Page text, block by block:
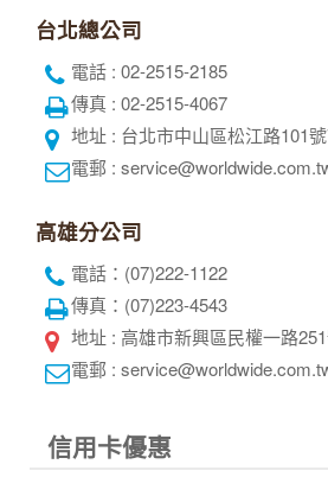
台北總公司
電話 : 02-2515-2185
傳真 : 02-2515-4067
地址 : 台北市中山區松江路101
電郵 :
高雄分公司
電話：(07)222-1122
傳真：(07)223-4543
地址 : 高雄市新興區民權一路
電郵 :
信用卡優惠